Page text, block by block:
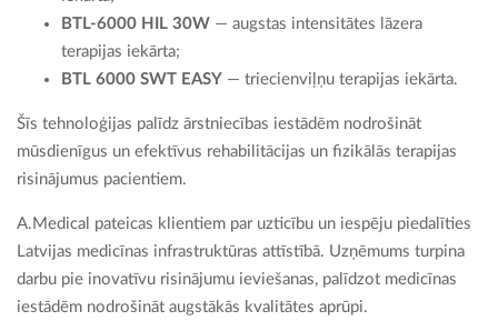
BTL-6000 HIL 30W — augstas intensitātes lāzera
terapijas iekārta;
BTL 6000 SWT EASY — triecienviļņu terapijas iekārta.
Šīs tehnoloģijas palīdz ārstniecības iestādēm nodrošināt
mūsdienīgus un efektīvus rehabilitācijas un fizikālās terapijas
risinājumus pacientiem.
A.Medical pateicas klientiem par uzticību un iespēju piedalīties
Latvijas medicīnas infrastruktūras attīstībā. Uzņēmums turpina
darbu pie inovatīvu risinājumu ieviešanas, palīdzot medicīnas
iestādēm nodrošināt augstākās kvalitātes aprūpi.